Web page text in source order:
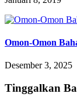
Omon-Omon
Desember 3, 2025
Tinggalkan